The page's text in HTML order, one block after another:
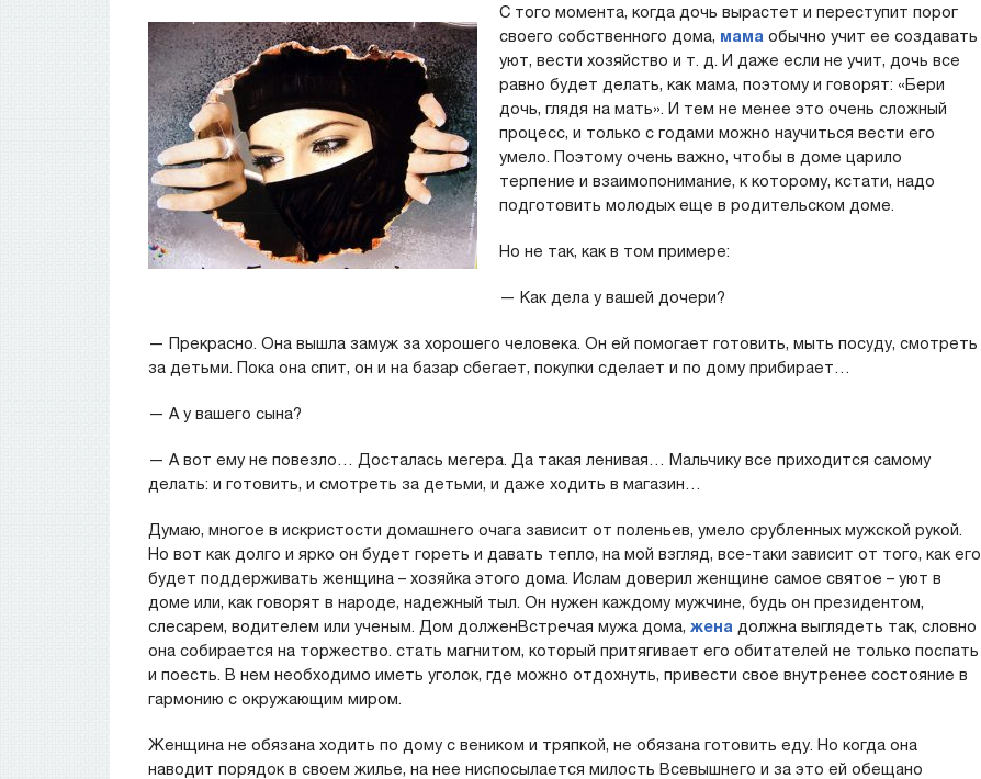
С того момента, когда дочь вырастет и переступит порог
своего собственного дома, мамаобычно учит ее создавать
уют, вести хозяйство и т. д. И даже если не учит, дочь все
равно будет делать, как мама, поэтому и говорят: «Бери
дочь, глядя на мать». И тем не менее это очень сложный
процесс, и только с годами можно научиться вести его
умело. Поэтому очень важно, чтобы в доме царило
терпение и взаимопонимание, к которому, кстати, надо
подготовить молодых еще в родительском доме.
Но не так, как в том примере:
— Как дела у вашей дочери?
— Прекрасно. Она вышла замуж за хорошего человека. Он ей помогает готовить, мыть посуду, смотреть
за детьми. Пока она спит, он и на базар сбегает, покупки сделает и по дому прибирает…
— А у вашего сына?
— А вот ему не повезло… Досталась мегера. Да такая ленивая… Мальчику все приходится самому
делать: и готовить, и смотреть за детьми, и даже ходить в магазин…
Думаю, многое в искристости домашнего очага зависит от поленьев, умело срубленных мужской рукой.
Но вот как долго и ярко он будет гореть и давать тепло, на мой взгляд, все-таки зависит от того, как его
будет поддерживать женщина – хозяйка этого дома. Ислам доверил женщине самое святое – уют в
доме или, как говорят в народе, надежный тыл. Он нужен каждому мужчине, будь он президентом,
слесарем, водителем или ученым. Дом долженВстречая мужа дома, женадолжна выглядеть так, словно
она собирается на торжество. стать магнитом, который притягивает его обитателей не только поспать
и поесть. В нем необходимо иметь уголок, где можно отдохнуть, привести свое внутренее состояние в
гармонию с окружающим миром.
Женщина не обязана ходить по дому с веником и тряпкой, не обязана готовить еду. Но когда она
наводит порядок в своем жилье, на нее ниспосылается милость Всевышнего и за это ей обещано